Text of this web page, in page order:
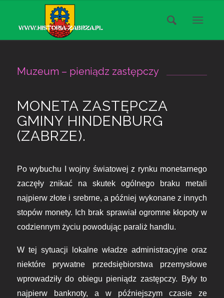
Muzeum – pieniądz zastępczy
MONETA ZASTĘPCZA
GMINY HINDENBURG
(ZABRZE).
Po wybuchu I wojny światowej z rynku monetarnego
zaczęły znikać na skutek ogólnego braku metali
najpierw złote i srebrne, a później wykonane z innych
stopów monety. Ich brak sprawiałogromne kłopoty w
codziennym życiu powodując paraliż handlu.
W tej sytuacji
lokalne władze administracyjne oraz
niektóre prywatne przedsiębiorstwa przemysłowe
wprowadziły do obiegu pieniądz zastępczy. Były to
najpierw banknoty, a w późniejszym czasie ze